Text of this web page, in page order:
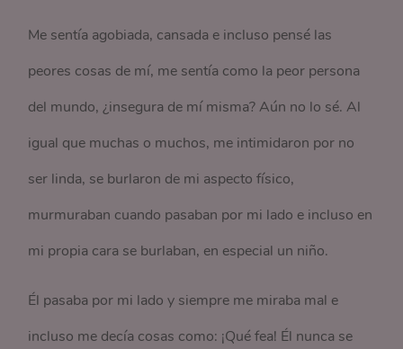
Me sentía agobiada, cansada e incluso pensé las
peores cosas de mí, me sentía como la peor persona
del mundo, ¿insegura de mí misma? Aún no lo sé. Al
igual que muchas o muchos, me intimidaron por no
ser linda, se burlaron de mi aspecto físico,
murmuraban cuando pasaban por mi lado e incluso en
mi propia cara se burlaban, en especial un niño.
Él pasaba por mi lado y siempre me miraba mal e
incluso me decía cosas como: ¡Qué fea! Él nunca se